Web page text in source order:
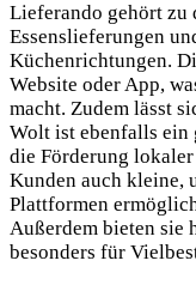
Lieferando gehört zu
Essenslieferungen
Küchenrichtungen.
Website oder App,
macht. Zudem lässt
Wolt ist ebenfalls ein
die Förderung
Kunden auch kleine,
Plattformen
Außerdem bieten sie
besonders für